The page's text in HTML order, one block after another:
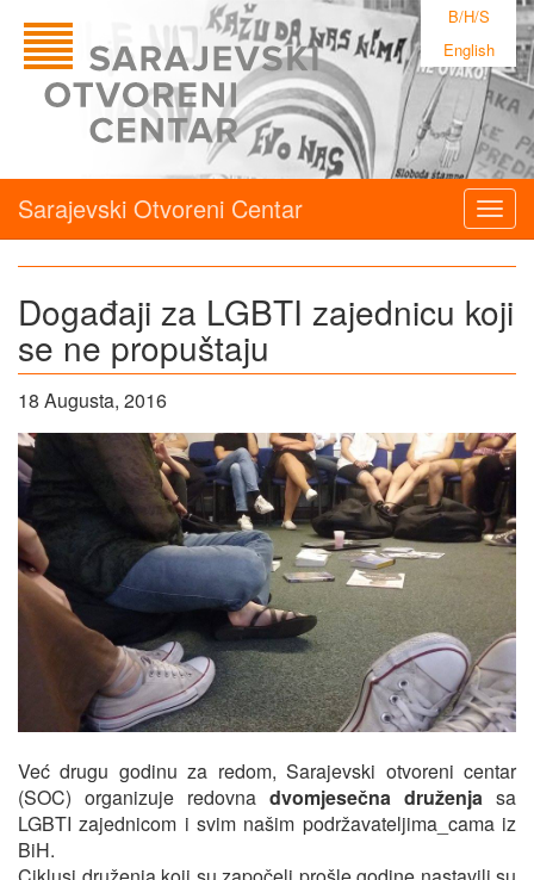
B/H/S
English
Sarajevski Otvoreni Centar
Događaji za LGBTI zajednicu koji
se ne propuštaju
18 Augusta, 2016
Već drugu godinu za redom, Sarajevski otvoreni centar
(SOC) organizuje redovna dvomjesečna druženja sa
LGBTI zajednicom i svim našim podržavateljima_cama iz
BiH.